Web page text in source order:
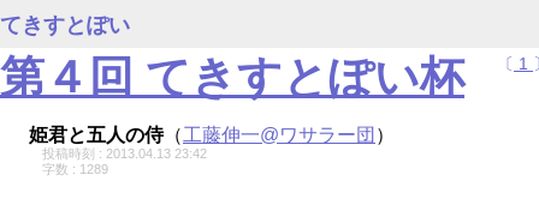
てきすとぽい
第４回 てきすとぽい杯 〔 1
姫君と五人の侍 （工藤伸一@ワサラー団 ）
投稿時刻 : 2013.04.13 23:42
字数 : 1289